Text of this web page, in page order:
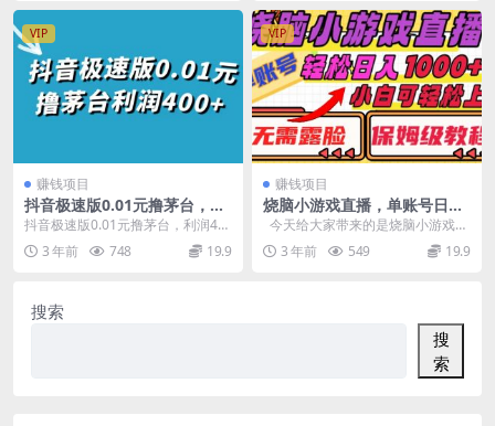
VIP
赚钱项目
抖音极速版0.01元撸茅台，一
单利润400+
抖音极速版0.01元撸茅台，利润40
0+ 项目介绍： 抖音极速版现在有一
个砍价拿...
3 年前 748 19.9
VIP
赚钱项目
烧脑小游戏直播，单账号日入
1000+，无需露脸，小白可轻
松上手（保姆级教程）
今天给大家带来的是烧脑小游戏直
播，单账号日入1000+，无需露
脸，...3 年前 549 19.9
搜索
搜
索